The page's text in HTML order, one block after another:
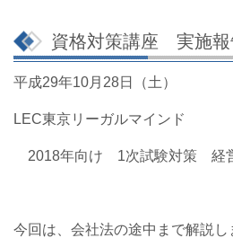
資格対策講座 実施
平成29年10月28日（土）
LEC東京リーガルマインド
2018年向け 1次試験対策 経
今回は、会社法の途中まで解説し